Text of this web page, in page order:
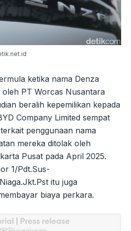
ketika nama Denza
oleh PT Worcas Nusantara
beralih kepemilikan kepada
Company Limited sempat
penggunaan nama
mereka ditolak oleh
Pusat pada April 2025.
1/Pdt.Sus-
itu juga
biaya perkara.